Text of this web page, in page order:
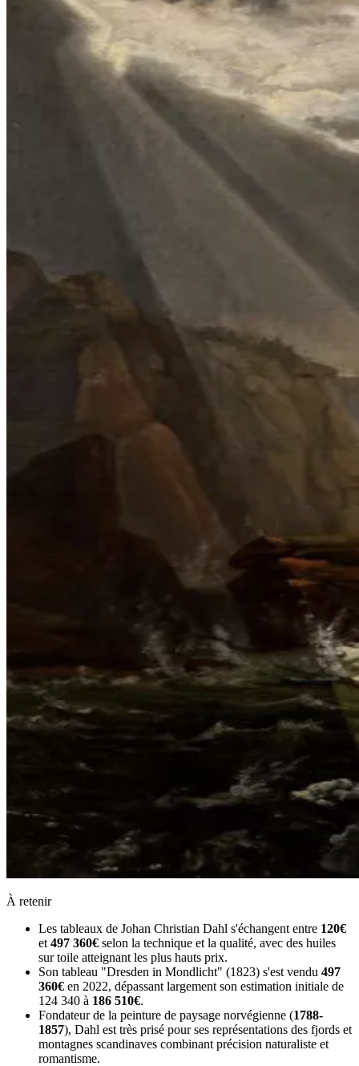
À retenir
Les tableaux de Johan Christian Dahl s'échangent entre 120€
et 497 360€ selon la technique et la qualité, avec des huiles
sur toile atteignant les plus hauts prix.
Son tableau "Dresden in Mondlicht" (1823) s'est vendu 497
360€ en 2022, dépassant largement son estimation initiale de
124 340 à 186 510€.
Fondateur de la peinture de paysage norvégienne (1788-
1857), Dahl est très prisé pour ses représentations des fjords et
montagnes scandinaves combinant précision naturaliste et
romantisme.